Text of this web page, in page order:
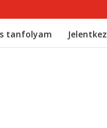
tanfolyam